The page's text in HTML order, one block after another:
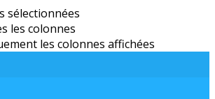
sélectionnées
les colonnes
les colonnes affichées